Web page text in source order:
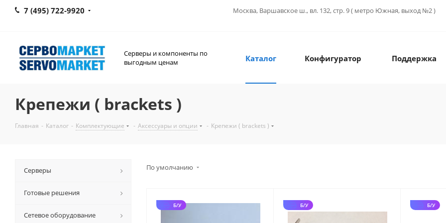
7 (495) 722-9920 Москва, Варшавское ш., вл. 132, стр. 9 ( метро Южная, выход №2 )
Серверы и компоненты по
выгодным ценам
Каталог Конфигуратор Поддержка
Крепежи ( brackets )
Главная - Каталог - Комплектующие - Аксессуары и опции - Крепежи ( brackets )
По умолчанию
Б/У Б/У Б/У
Серверы
Готовые решения
Сетевое оборудование